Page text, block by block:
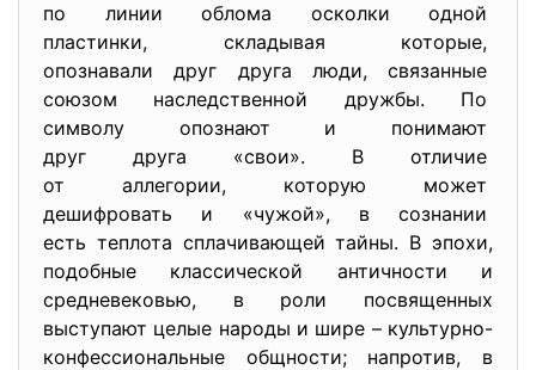
по линии облома осколки одной
пластинки, складывая которые,
опознавали друг друга люди, связанные
союзом наследственной дружбы. По
символу опознают и понимают
друг друга «свои». В отличие
от аллегории, которую может
дешифровать и «чужой», в сознании
есть теплота сплачивающей тайны. В эпохи,
подобные классической античности и
средневековью, в роли посвященных
выступают целые народы и шире – культурно-
конфессиональные общности; напротив, в